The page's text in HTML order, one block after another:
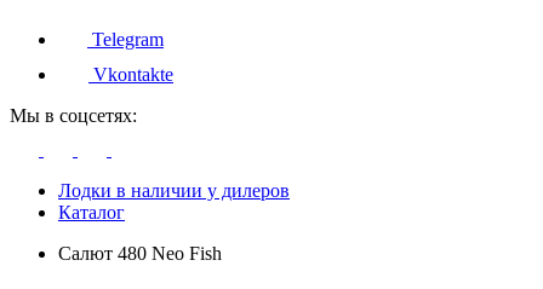
Telegram
Vkontakte
Мы в соцсетях:
Лодки в наличии у дилеров
Каталог
Салют 480 Neo Fish